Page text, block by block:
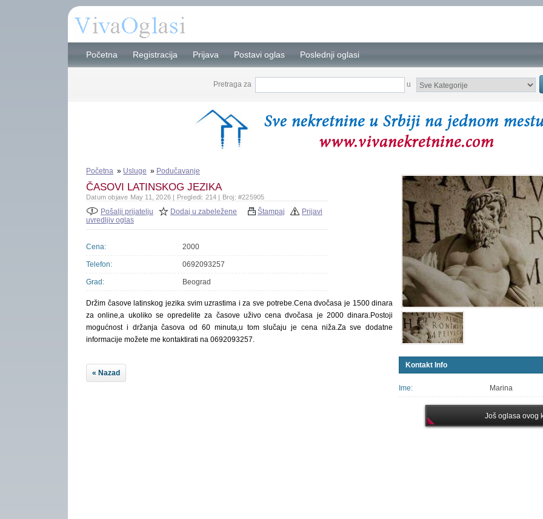
Početna Registracija Prijava Postavi oglas Poslednji oglasi
Pretraga za u
Početna » Usluge » Podučavanje
ČASOVI LATINSKOG JEZIKA
Datum objave May 11, 2026 | Pregledi: 214 | Broj: #225905
Pošalji prijatelju Dodaj u zabeležene Štampaj
Prijavi
uvredljiv oglas
Cena: 2000
Telefon: 0692093257
Grad: Beograd
Držim časove latinskog jezika svim uzrastima i za sve potrebe.Cena dvočasa je 1500 dinara
za online,a ukoliko se opredelite za časove uživo cena dvočasa je 2000 dinara.Postoji
mogućnost i držanja časova od 60 minuta,u tom slučaju je cena niža.Za sve dodatne
informacije možete me kontaktirati na 0692093257.
« Nazad
Kontakt Info
Ime: Marina
Još oglasa ovog